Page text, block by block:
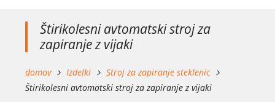
Štirikolesni avtomatski stroj za
zapiranje z vijaki
domov Izdelki
Stroj za zapiranje steklenic
Štirikolesni avtomatski stroj za zapiranje z vijaki